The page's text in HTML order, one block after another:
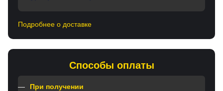
Подробнее о доставке
Способы оплаты
При получении